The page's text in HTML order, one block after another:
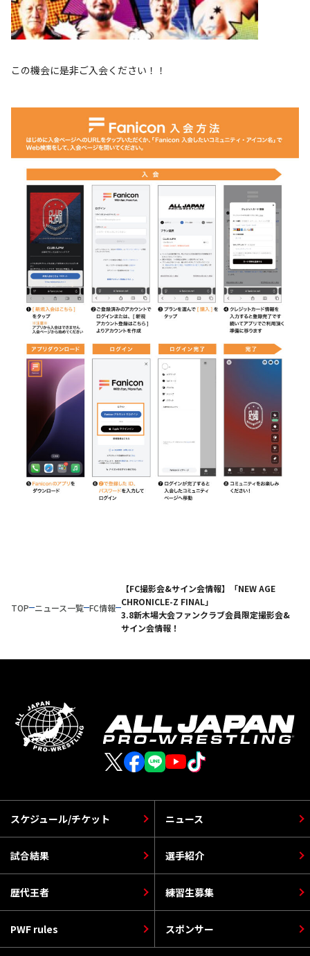
この機会に是非ご入会ください！！
TOP ニュース一覧 FC情報
【FC撮影会&サイン会情報】「NEW AGE
CHRONICLE-Z FINAL」
3.8新木場大会ファンクラブ会員限定撮影会&
サイン会情報！
スケジュール/チケット
選手紹介
PWF rules
ニュース
歴代王者
スポンサー
試合結果
練習生募集